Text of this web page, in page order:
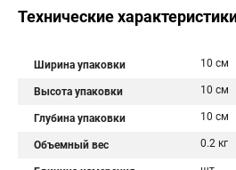
Технические
Ширина упаковки 10 см
Высота упаковки 10 см
Глубина упаковки 10 см
Объемный вес 0.2 кг